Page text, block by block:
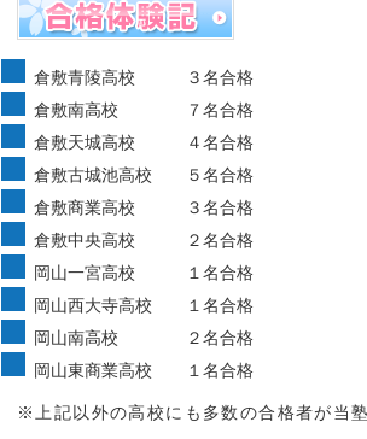
倉敷青陵高校 ３名合格
倉敷南高校 ７名合格
倉敷天城高校 ４名合格
倉敷古城池高校 ５名合格
倉敷商業高校 ３名合格
倉敷中央高校 ２名合格
岡山一宮高校 １名合格
岡山西大寺高校 １名合格
岡山南高校 ２名合格
岡山東商業高校 １名合格
※上記以外の高校にも多数の合格者が当塾